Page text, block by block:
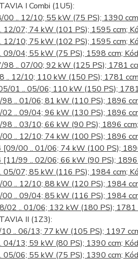
I Combi (1U5):
00 .. 12/10; 55 kW (75 PS); 1390
12/07; 74 kW (101 PS); 1595 ccm;
12/10; 75 kW (102 PS); 1595 ccm;
09/04; 55 kW (75 PS); 1598 ccm;
98 .. 07/00; 92 kW (125 PS); 1781
.. 12/10; 110 kW (150 PS); 1781
01 .. 05/06; 110 kW (150 PS);
.. 01/06; 81 kW (110 PS); 1896
.. 09/04; 96 kW (130 PS); 1896
.. 03/10; 66 kW (90 PS); 1896
.. 12/10; 74 kW (100 PS); 1896
[09/00 .. 01/06; 74 kW (100 PS);
[11/99 .. 02/06; 66 kW (90 PS); 1896
05/07; 85 kW (116 PS); 1984 ccm;
.. 12/10; 88 kW (120 PS); 1984
.. 09/04; 85 kW (116 PS); 1984
02 .. 01/06; 132 kW (180 PS); 1781
II (1Z3):
.. 06/13; 77 kW (105 PS); 1197
04/13; 59 kW (80 PS); 1390 ccm;
05/06; 55 kW (75 PS); 1390 ccm;